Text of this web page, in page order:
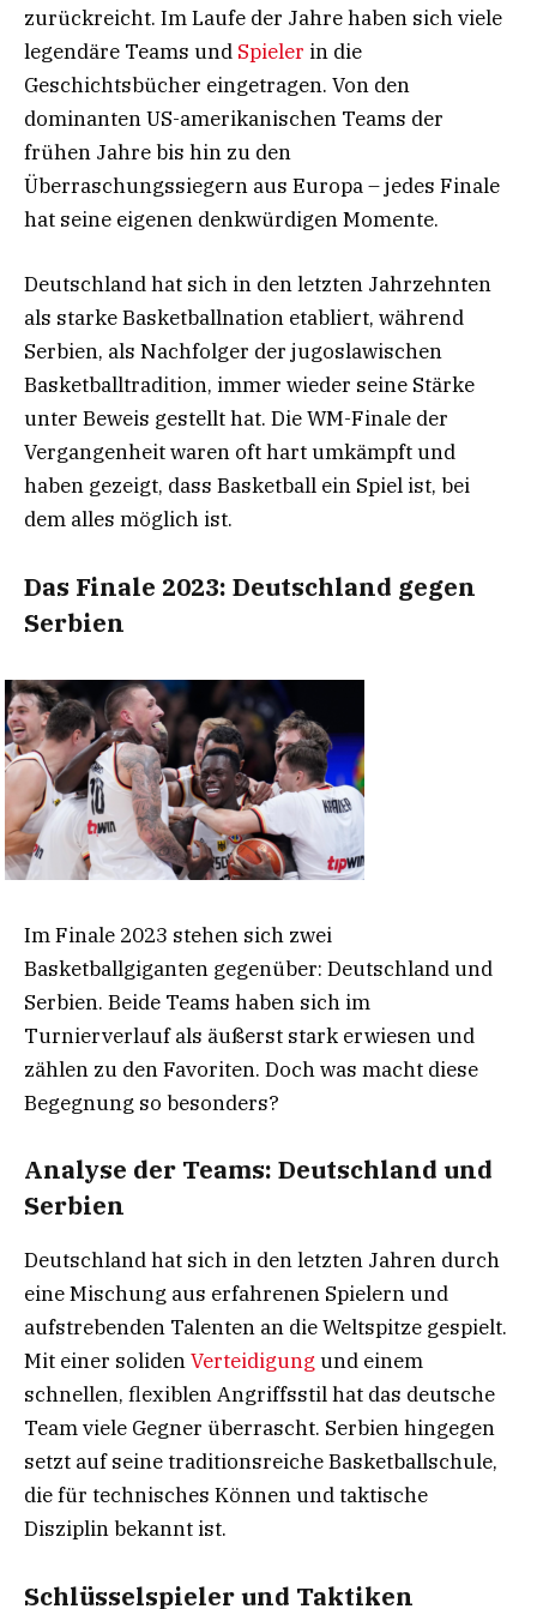
zurückreicht. Im Laufe der Jahre haben sich viele
legendäre Teams und Spieler in die
Geschichtsbücher eingetragen. Von den
dominanten US-amerikanischen Teams der
frühen Jahre bis hin zu den
Überraschungssiegern aus Europa – jedes Finale
hat seine eigenen denkwürdigen Momente.
Deutschland hat sich in den letzten Jahrzehnten
als starke Basketballnation etabliert, während
Serbien, als Nachfolger der jugoslawischen
Basketballtradition, immer wieder seine Stärke
unter Beweis gestellt hat. Die WM-Finale der
Vergangenheit waren oft hart umkämpft und
haben gezeigt, dass Basketball ein Spiel ist, bei
dem alles möglich ist.
Das Finale 2023: Deutschland gegen
Serbien
Im Finale 2023 stehen sich zwei
Basketballgiganten gegenüber: Deutschland und
Serbien. Beide Teams haben sich im
Turnierverlauf als äußerst stark erwiesen und
zählen zu den Favoriten. Doch was macht diese
Begegnung so besonders?
Analyse der Teams: Deutschland und
Serbien
Deutschland hat sich in den letzten Jahren durch
eine Mischung aus erfahrenen Spielern und
aufstrebenden Talenten an die Weltspitze gespielt.
Mit einer solidenVerteidigung und einem
schnellen, flexiblen Angriffsstil hat das deutsche
Team viele Gegner überrascht. Serbien hingegen
setzt auf seine traditionsreiche Basketballschule,
die für technisches Können und taktische
Disziplin bekannt ist.
Schlüsselspieler und Taktiken